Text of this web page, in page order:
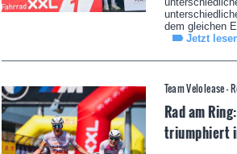
dem gleichen
Jetzt
Team Velolease -
Rad am
triumphiert